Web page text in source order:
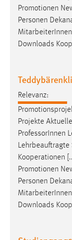
Promotionen
Personen
Downloads
Relevanz:
Projekte
ProfessorInnen
Kooperationen
Promotionen
Personen
Downloads
Name:
_pk_ref,
Cookie
Marketing
verwendet,
Sie tun dies,
hinweg
Google